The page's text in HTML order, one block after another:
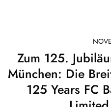
Zum 125.
München: Die
125 Years FC